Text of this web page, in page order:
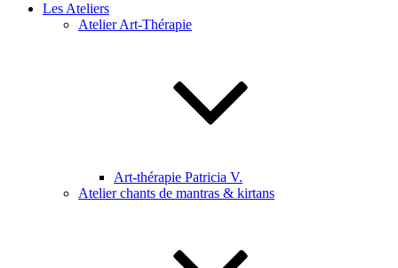
Les Ateliers
Atelier Art-Thérapie
Art-thérapie Patricia V.
Atelier chants de mantras & kirtans